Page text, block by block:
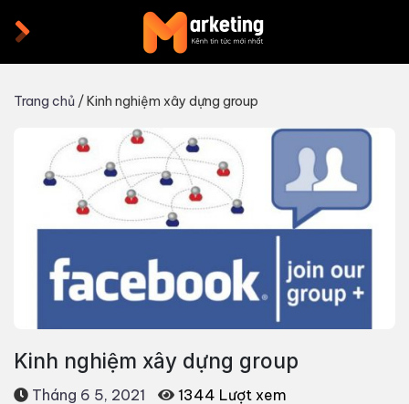
to
Trang chủ /Kinh nghiệm xây dựng group
Kinh nghiệm xây dựng group
Tháng 6 5, 2021 1344 Lượt xem